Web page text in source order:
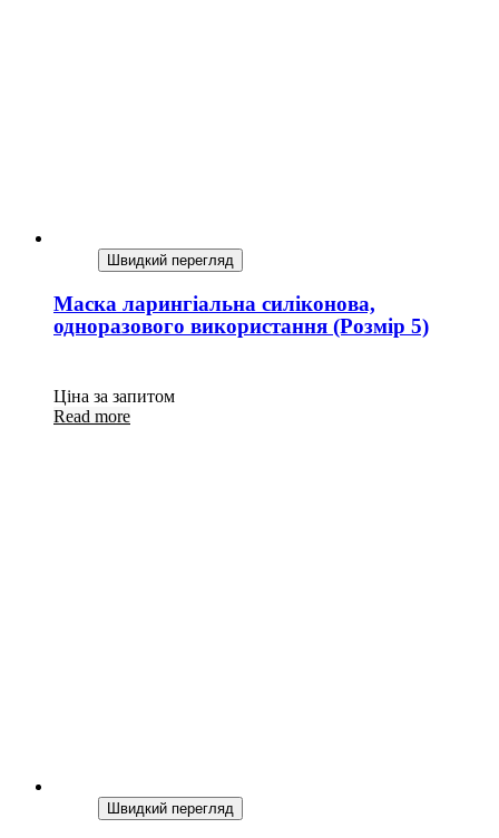
Швидкий перегляд
Маска ларингіальна силіконова,
одноразового використання (Розмір 5)
Ціна за запитом
Read more
Швидкий перегляд